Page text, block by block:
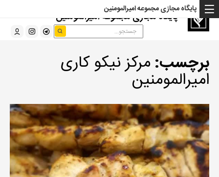
پایگاه مجازی مجموعه امیرالمومنین
پایگاه مجازی مجموعه امیرالمومنین
برچسب: مرکز نیکو کاری
امیرالمومنین